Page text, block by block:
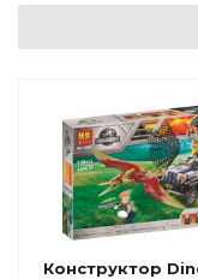
Конструктор